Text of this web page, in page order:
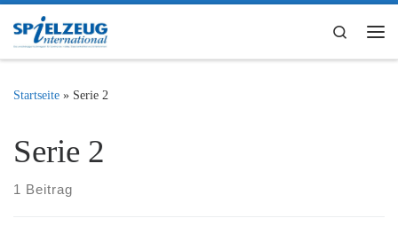
Zum Inhalt springen
Search
Startseite » Serie 2
Serie 2
1 Beitrag